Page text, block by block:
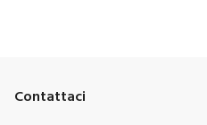
Contattaci